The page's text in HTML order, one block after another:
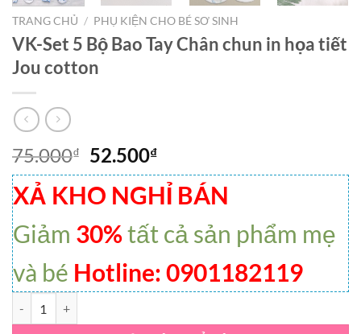
TRANG CHỦ / PHỤ KIỆN CHO BÉ SƠ SINH
VK-Set 5 Bộ Bao Tay Chân chun in họa tiết
Jou cotton
75.000₫ 52.500₫
XẢ KHO NGHỈ BÁN
Giảm 30%tất cả sản phẩm mẹ
và bé Hotline: 0901182119